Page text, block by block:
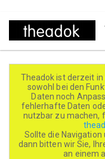
Direkt
Theadok ist derzeit
sowohl bei den
Daten noch
fehlerhafte Daten
nutzbar zu machen,
Sollte die Navigation
dann bitten wir Sie,
an einem